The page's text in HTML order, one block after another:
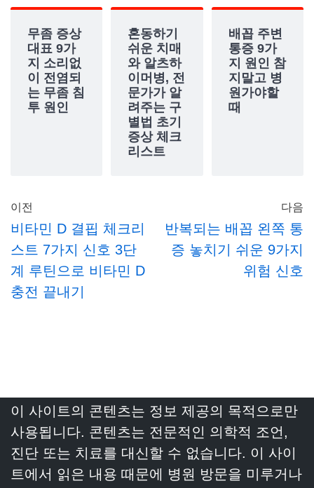
무좀 증상
대표 9가
지 소리없
이 전염되
는 무좀 침
투 원인
혼동하기
쉬운 치매
와 알츠하
이머병, 전
문가가 알
려주는 구
별법 초기
증상 체크
리스트
배꼽 주변
통증 9가
지 원인 참
지말고 병
원가야할
때
이전
비타민 D 결핍 체크리
스트 7가지 신호 3단
계 루틴으로 비타민 D
충전 끝내기
다음
반복되는 배꼽 왼쪽 통
증 놓치기 쉬운 9가지
위험 신호
이 사이트의 콘텐츠는 정보 제공의 목적으로만
사용됩니다. 콘텐츠는 전문적인 의학적 조언,
진단 또는 치료를 대신할 수 없습니다. 이 사이
트에서 읽은 내용 때문에 병원 방문을 미루거나